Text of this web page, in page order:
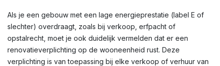
Als je een gebouw met een lage energieprestatie (label E of
slechter) overdraagt, zoals bij verkoop, erfpacht of
opstalrecht, moet je ook duidelijk vermelden dat er een
renovatieverplichting op de wooneenheid rust. Deze
verplichting is van toepassing bij elke verkoop of verhuur van